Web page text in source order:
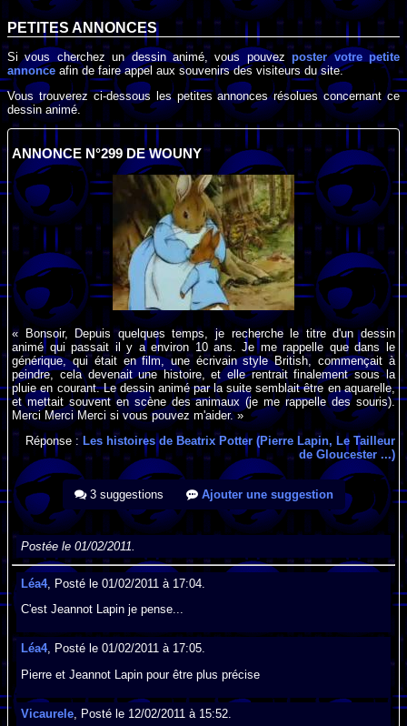
PETITES ANNONCES
Si vous cherchez un dessin animé, vous pouvezposter votre petite
annonce afin de faire appel aux souvenirs des visiteurs du site.
Vous trouverez ci-dessous les petites annonces résolues concernant ce
dessin animé.
ANNONCE N°299 DE WOUNY
« Bonsoir, Depuis quelques temps, je recherche le titre d'un dessin
animé qui passait il y a environ 10 ans. Je me rappelle que dans le
générique, qui était en film, une écrivain style British, commençait à
peindre, cela devenait une histoire, et elle rentrait finalement sous la
pluie en courant. Le dessin animé par la suite semblait être en aquarelle,
et mettait souvent en scène des animaux (je me rappelle des souris).
Merci Merci Merci si vous pouvez m'aider. »
Réponse : Les histoires de Beatrix Potter (Pierre Lapin, Le Tailleur
de Gloucester ...)
3 suggestions Ajouter une suggestion
Postée le 01/02/2011.
Léa4, Posté le 01/02/2011 à 17:04.
C'est Jeannot Lapin je pense...
Léa4, Posté le 01/02/2011 à 17:05.
Pierre et Jeannot Lapin pour être plus précise
Vicaurele , Posté le 12/02/2011 à 15:52.